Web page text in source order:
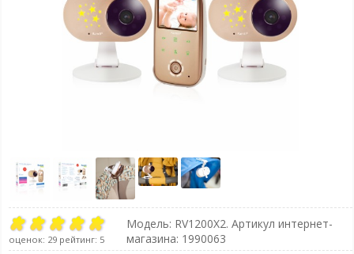
оценок: 29рейтинг: 5
Модель: RV1200X2. Артикул интернет-
магазина: 1990063